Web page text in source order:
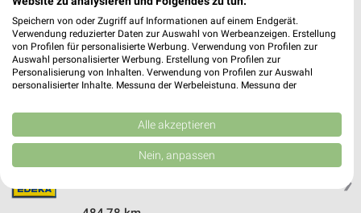
5 Geschäfte und Orte
EDEKA Wirz
Casinostraße 58
56154 Boppard-Buchholz
❯
EDEKA Angebote in Alken
Alken, Deutschland
Speichern von oder Zugriff auf Informationen auf einem Endgerät.
Verwendung reduzierter Daten zur Auswahl von Werbeanzeigen. Erstellung
von Profilen für personalisierte Werbung. Verwendung von Profilen zur
Auswahl personalisierter Werbung. Erstellung von Profilen zur
Personalisierung von Inhalten. Verwendung von Profilen zur Auswahl
personalisierter Inhalte. Messung der Werbeleistung. Messung der
Kombinationen von Daten aus verschiedenen Quellen. Entwicklung und
Verbesserung der Angebote. Verwendung reduzierter Daten zur Auswahl
von Inhalten.
Daten können außerhalb der Europäischen Union weitergegeben und in die
Website/App.
Alle akzeptieren
Nein, anpassen